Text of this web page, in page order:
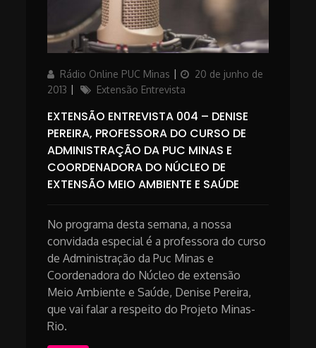
AuthorRádio Online PUC Minas
Posted
on
20 de junho de
2013
Categories
Extensão Entrevista
EXTENSÃO ENTREVISTA 004 – DENISE
PEREIRA, PROFESSORA DO CURSO DE
ADMINISTRAÇÃO DA PUC MINAS E
COORDENADORA DO NÚCLEO DE
EXTENSÃO MEIO AMBIENTE E SAÚDE
No programa desta semana, a nossa
convidada especial é a professora do curso
de Administração da Puc Minas e
Coordenadora do Núcleo de extensão
Meio Ambiente e Saúde, Denise Pereira,
que vai falar a respeito do Projeto Minas-
Rio.